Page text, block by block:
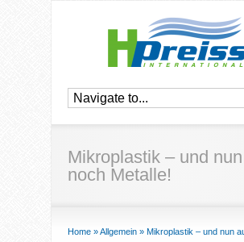
Mikroplastik – und
noch Metalle!
Home »Allgemein » Mikroplastik – und nun